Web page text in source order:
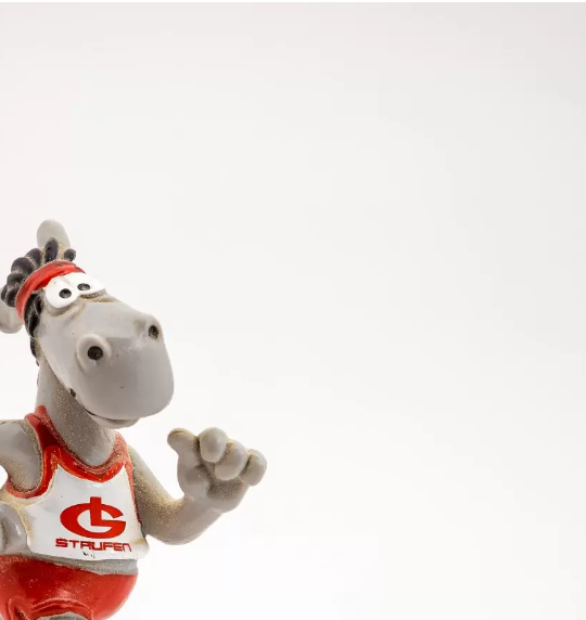
bei seinem ersten Wettkampf im Vor- sowie im Endlauf mit
einmal ihre bestechende Form. Mit zwei konstanten
stieg Jonathan Barth mit 5,99 Metern im Weitsprung in die
geplanten 100-Meter-Start. Für Stabhochspringer
für die kommenden Wettkämpfe.
wieder Josefine Schäkel heraus, die über die 80-Meter-
11,83 Sekunden in Bönnigheim ließ sie der Konkurrenz keine
ersten Lauf überhaupt auf dieser Distanz blieb die Uhr bei
bedeutete. Frederika Baier hinterließ hier trotz
über die 100-Meter-Strecke sogar eine neue Saisonbestzeit
den Tagessieg über diese Distanz.